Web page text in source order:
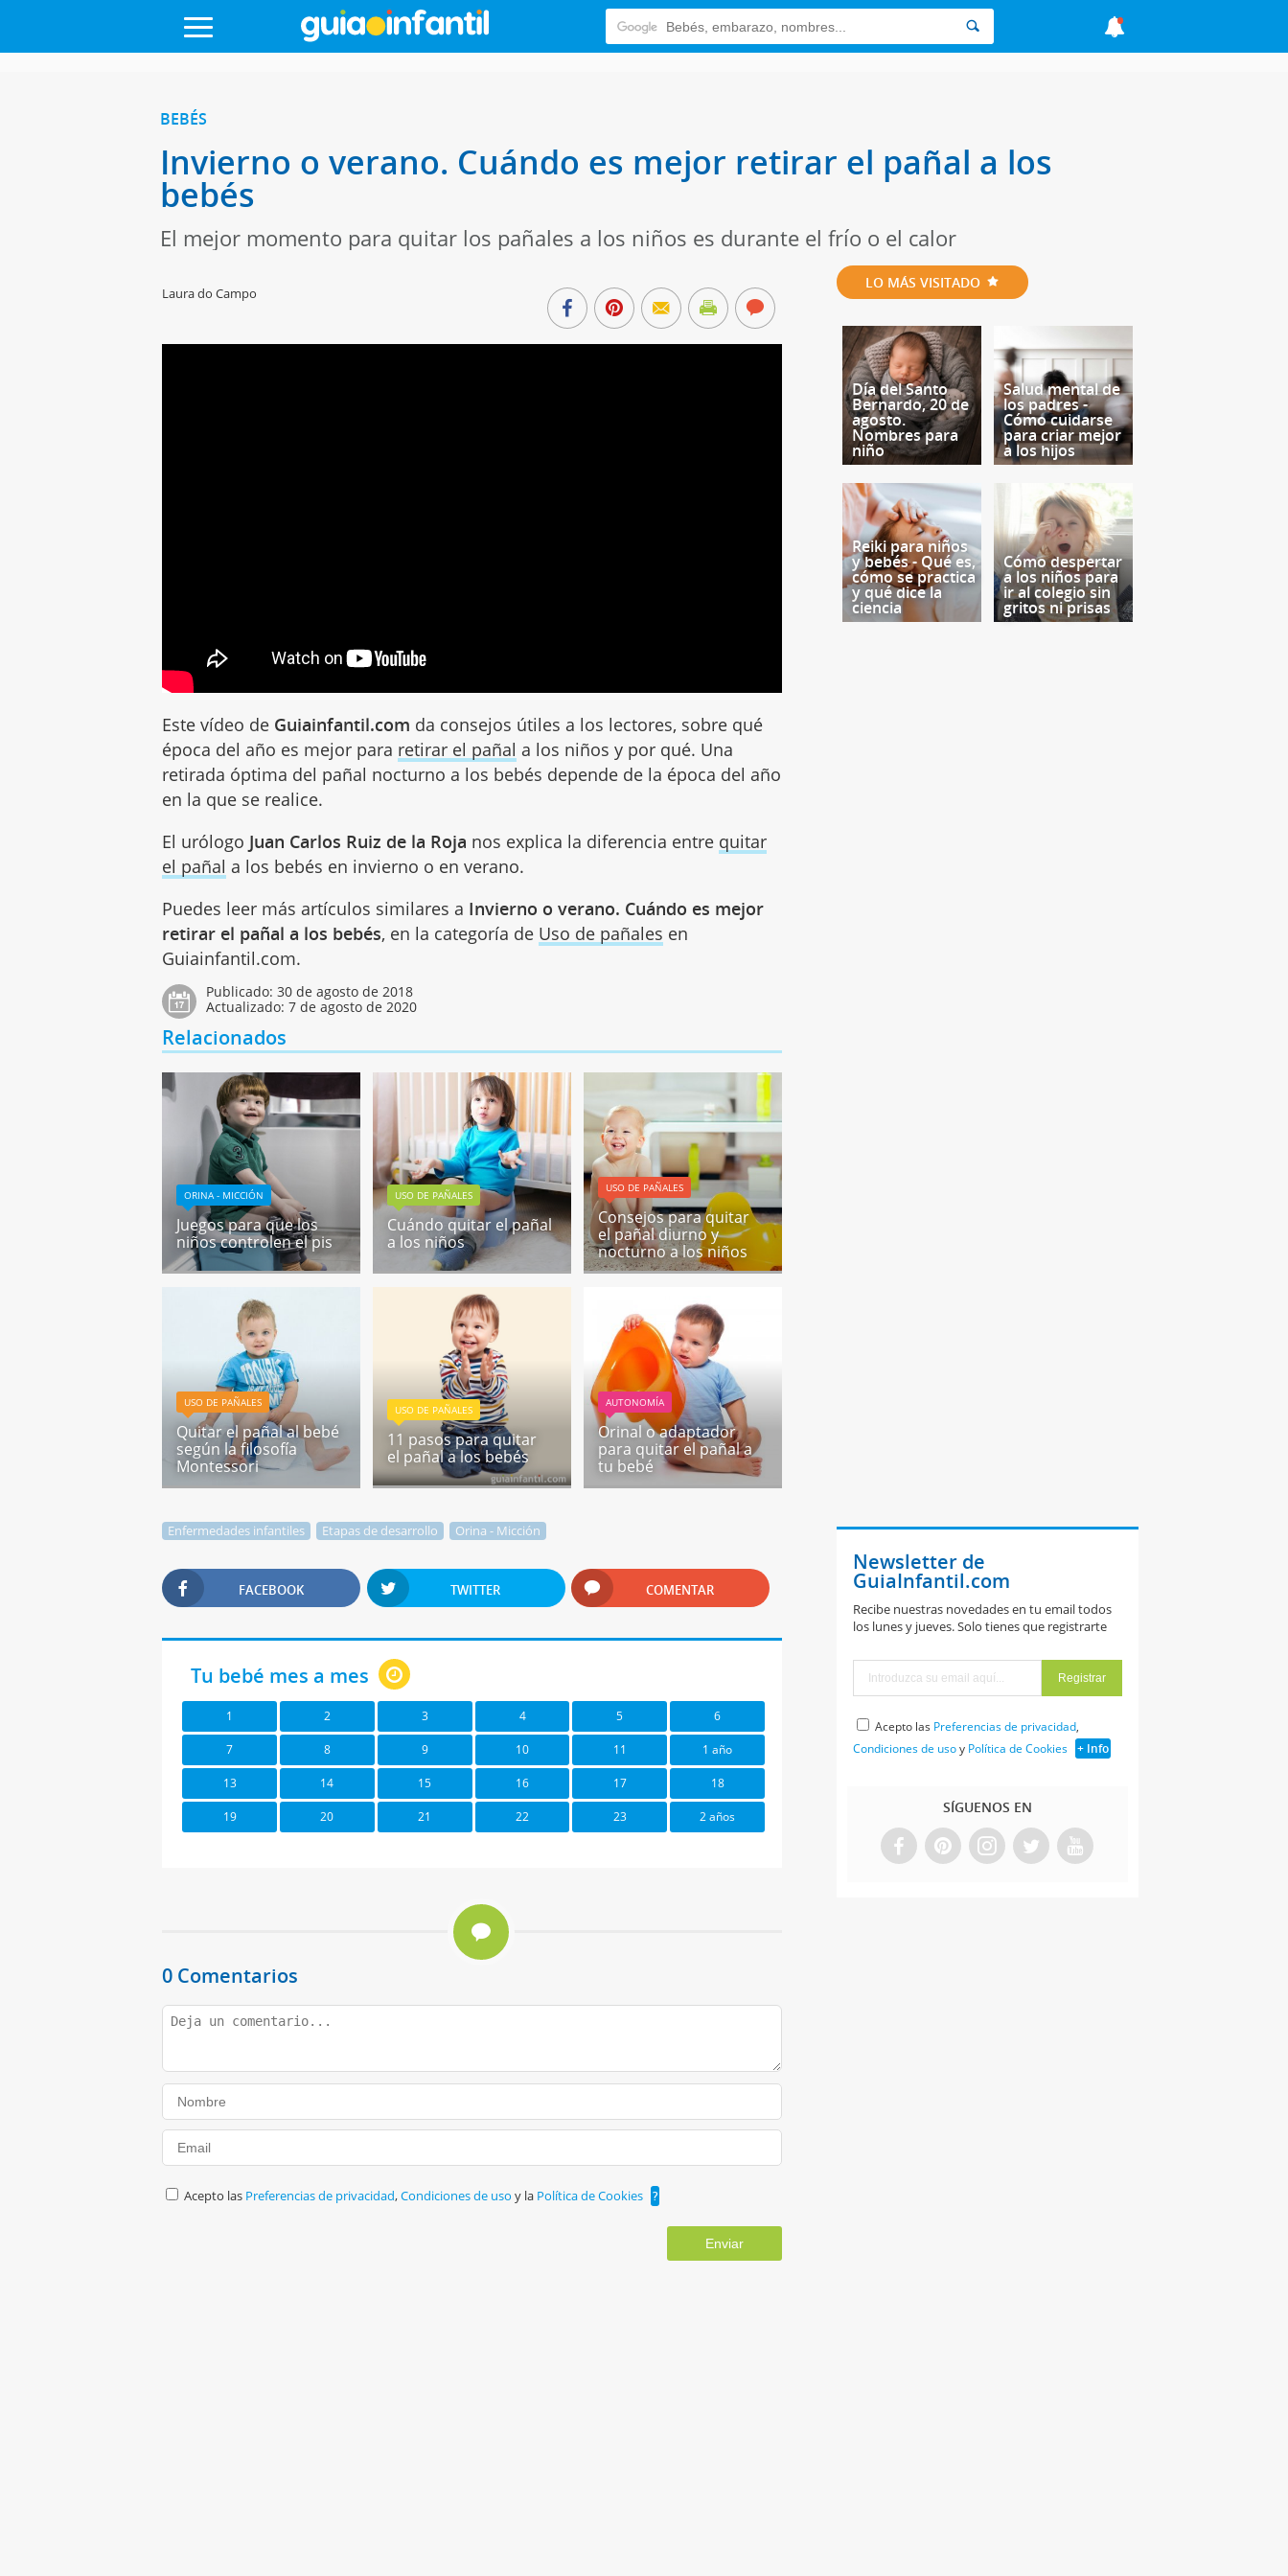
BEBÉS
Invierno o verano. Cuándo es mejor retirar el pañal a los
bebés
El mejor momento para quitar los pañales a los niños es durante el frío o el calor
Laura do Campo
Este vídeo de Guiainfantil.com da consejos útiles a los lectores, sobre qué
época del año es mejor para retirar el pañal a los niños y por qué. Una
retirada óptima del pañal nocturno a los bebés depende de la época del año
en la que se realice.
El urólogo Juan Carlos Ruiz de la Roja nos explica la diferencia entre quitar
el pañal a los bebés en invierno o en verano.
Puedes leer más artículos similares a Invierno o verano. Cuándo es mejor
retirar el pañal a los bebés, en la categoría de Uso de pañales en
Guiainfantil.com.
Publicado:30 de agosto de 2018
Actualizado:7 de agosto de 2020
Relacionados
ORINA - MICCIÓN
Juegos para que los
niños controlen el pis
USO DE PAÑALES
Cuándo quitar el pañal
a los niños
USO DE PAÑALES
Consejos para quitar
el pañal diurno y
nocturno a los niños
USO DE PAÑALES
Quitar el pañal al bebé
según la filosofía
Montessori
USO DE PAÑALES
11 pasos para quitar
el pañal a los bebés
AUTONOMÍA
Orinal o adaptador
para quitar el pañal a
tu bebé
Enfermedades infantiles Etapas de desarrollo Orina - Micción
FACEBOOK TWITTER COMENTAR
Tu bebé mes a mes
1 2 3 4 5 6
7 8 9 10 11 1 año
13 14 15 16 17 18
19 20 21 22 23 2 años
0 Comentarios
Acepto las Preferencias de privacidad,Condiciones de usoy la Política de Cookies ?
Enviar
LO MÁS VISITADO
Día del Santo
Bernardo, 20 de
agosto.
Nombres para
niño
Salud mental de
los padres -
Cómo cuidarse
para criar mejor
a los hijos
Reiki para niños
y bebés - Qué es,
cómo se practica
y qué dice la
ciencia
Cómo despertar
a los niños para
ir al colegio sin
gritos ni prisas
Newsletter de
GuiaInfantil.com
Recibe nuestras novedades en tu email todos
los lunes y jueves. Solo tienes que registrarte
Acepto las Preferencias de privacidad,
Condiciones de usoy Política de Cookies + Info
SÍGUENOS EN